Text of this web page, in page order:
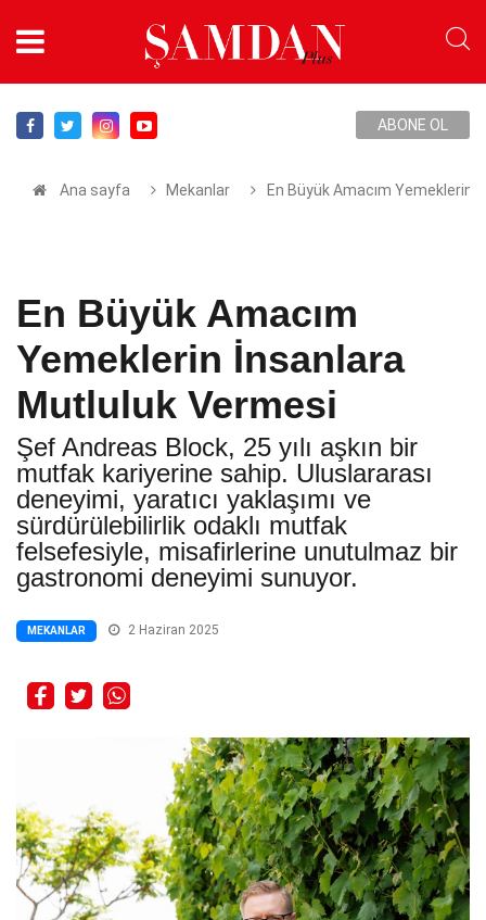
ABONE OL
Ana sayfa Mekanlar En Büyük Amacım Yemeklerin
En Büyük Amacım
Yemeklerin İnsanlara
Mutluluk Vermesi
Şef Andreas Block, 25 yılı aşkın bir
mutfak kariyerine sahip. Uluslararası
deneyimi, yaratıcı yaklaşımı ve
sürdürülebilirlik odaklı mutfak
felsefesiyle, misafirlerine unutulmaz bir
gastronomi deneyimi sunuyor.
MEKANLAR 2 Haziran 2025